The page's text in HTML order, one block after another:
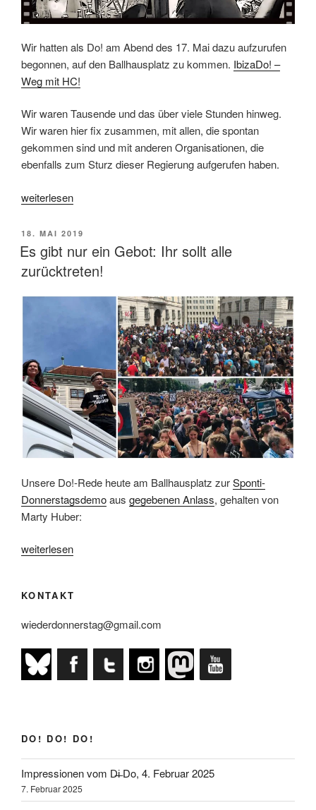
Wir hatten als Do! am Abend des 17. Mai dazu aufzurufen
begonnen, auf den Ballhausplatz zu kommen. IbizaDo! –
Weg mit HC!
Wir waren Tausende und das über viele Stunden hinweg.
Wir waren hier fix zusammen, mit allen, die spontan
gekommen sind und mit anderen Organisationen, die
ebenfalls zum Sturz dieser Regierung aufgerufen haben.
„Ballhausplatz
vom
18.-
IbizaDo!“
weiterlesen
VERÖFFENTLICHT
AM
18. MAI 2019
Es gibt nur ein Gebot: Ihr sollt alle
zurücktreten!
Unsere Do!-Rede heute am Ballhausplatz zurSponti-
Donnerstagsdemoaus gegebenen Anlass, gehalten von
Marty Huber:
„Es
ein
Ihr
sollt
alle
zurücktreten!“
weiterlesen
KONTAKT
wiederdonnerstag@gmail.com
DO! DO! DO!
Impressionen vom D̶i̶ Do, 4. Februar 2025
7. Februar 2025